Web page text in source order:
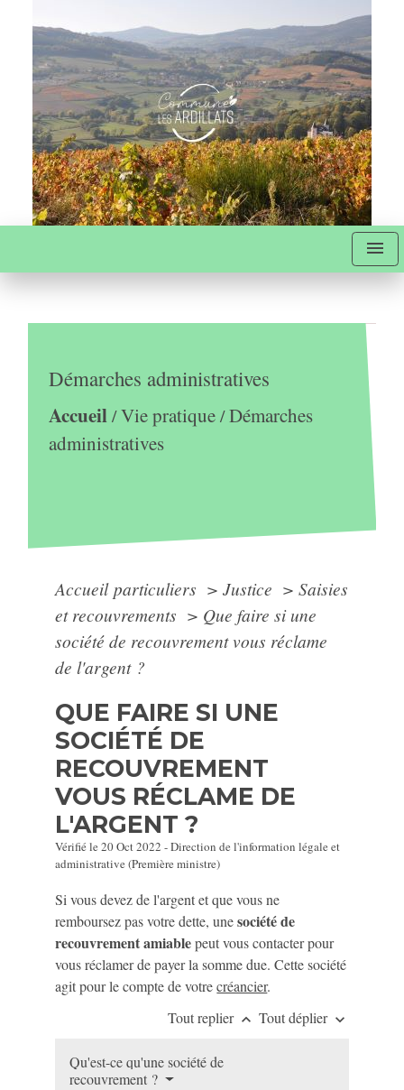
menu
Démarches administratives
Accueil/Vie pratique/Démarches
administratives
Accueil particuliers > Justice > Saisies
et recouvrements > Que faire si une
société de recouvrement vous réclame
de l'argent ?
QUE FAIRE SI UNE
SOCIÉTÉ DE
RECOUVREMENT
VOUS RÉCLAME DE
L'ARGENT ?
Vérifié le 20 Oct 2022 - Direction de l'information légale et
administrative (Première ministre)
Si vous devez de l'argent et que vous ne
remboursez pas votre dette, unesociété de
recouvrement amiablepeut vous contacter pour
vous réclamer de payer la somme due. Cette société
agit pour le compte de votrecréancier.
Tout replier keyboard_arrow_up Tout déplier keyboard_arrow_down
Qu'est-ce qu'une société de
recouvrement ?